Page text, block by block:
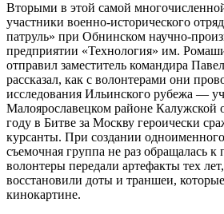
Вторыми в этой самой
участники военно-исторического
патруль» при Обнинском научно-
предприятии «Технология» им.
отправил заместитель командира
рассказал, как с волонтерами они
исследования Ильинского рубежа —
Малоярославецком районе Калужской
году в Битве за Москву героически
курсанты. При создании
съемочная группа не раз обращалась к
волонтеры передали артефакты тех
восстановили доты и траншеи,
кинокартине.